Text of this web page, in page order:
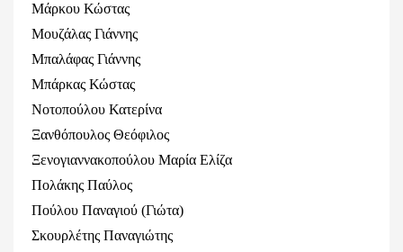
Μάρκου Κώστας
Μουζάλας Γιάννης
Μπαλάφας Γιάννης
Μπάρκας Κώστας
Νοτοπούλου Κατερίνα
Ξανθόπουλος Θεόφιλος
Ξενογιαννακοπούλου Μαρία Ελίζα
Πολάκης Παύλος
Πούλου Παναγιού (Γιώτα)
Σκουρλέτης Παναγιώτης